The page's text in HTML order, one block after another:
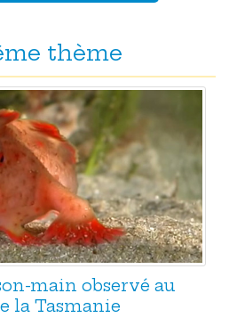
thème
main observé au
la Tasmanie